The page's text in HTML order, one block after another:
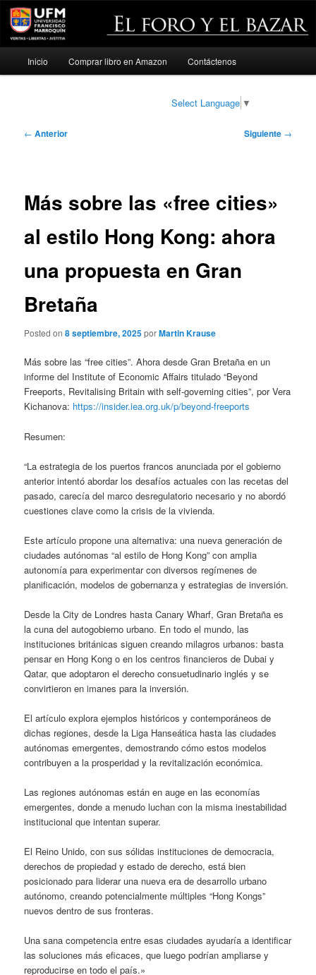
Ir
Inicio Comprar libro en Amazon Contáctenos
Select Language ▼
Navegación
← Anterior Siguiente →
Más sobre las «free cities»
al estilo Hong Kong: ahora
una propuesta en Gran
Bretaña
Posted on8 septiembre, 2025porMartin Krause
Más sobre las “free cities”. Ahora desde Gran Bretaña en un
informe del Institute of Economic Affairs titulado “Beyond
Freeports, Revitalising Britain with self-governing cities”, por Vera
Kichanova: https://insider.iea.org.uk/p/beyond-freeports
Resumen:
“La estrategia de los puertos francos anunciada por el gobierno
anterior intentó abordar los desafíos actuales con las recetas del
pasado, carecía del marco desregulatorio necesario y no abordó
cuestiones clave como la crisis de la vivienda.
Este artículo propone una alternativa: una nueva generación de
ciudades autónomas “al estilo de Hong Kong” con amplia
autonomía para experimentar con diversos regímenes de
planificación, modelos de gobernanza y estrategias de inversión.
Desde la City de Londres hasta Canary Wharf, Gran Bretaña es
la cuna del autogobierno urbano. En todo el mundo, las
instituciones británicas siguen creando milagros urbanos: basta
pensar en Hong Kong o en los centros financieros de Dubai y
Qatar, que adoptaron el derecho consuetudinario inglés y se
convirtieron en imanes para la inversión.
El artículo explora ejemplos históricos y contemporáneos de
dichas regiones, desde la Liga Hanseática hasta las ciudades
autónomas emergentes, demostrando cómo estos modelos
contribuyen a la prosperidad y la revitalización económica.
Las regiones autónomas están en auge en las economías
emergentes, donde a menudo luchan con la misma inestabilidad
institucional que intentan superar.
El Reino Unido, con sus sólidas instituciones de democracia,
derechos de propiedad y estado de derecho, está bien
posicionado para liderar una nueva era de desarrollo urbano
autónomo, creando potencialmente múltiples “Hong Kongs”
nuevos dentro de sus fronteras.
Una sana competencia entre esas ciudades ayudaría a identificar
las soluciones más eficaces, que luego podrían ampliarse y
reproducirse en todo el país.»